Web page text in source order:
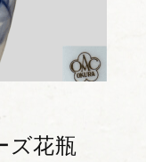
ズ花瓶